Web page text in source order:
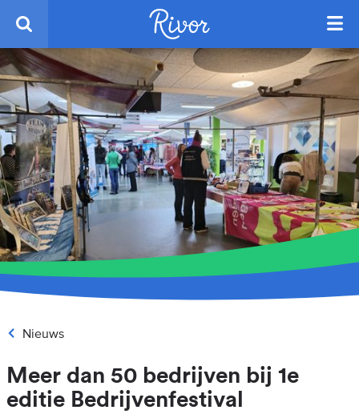
Nieuws
Meer dan 50 bedrijven bij 1e
editie Bedrijvenfestival